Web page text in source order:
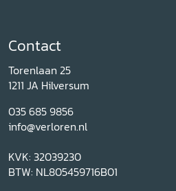
Contact
Torenlaan 25
1211 JA Hilversum
035 685 9856
info@verloren.nl
KVK: 32039230
BTW: NL805459716B01